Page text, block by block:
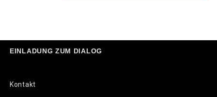
EINLADUNG ZUM DIALOG
Kontakt